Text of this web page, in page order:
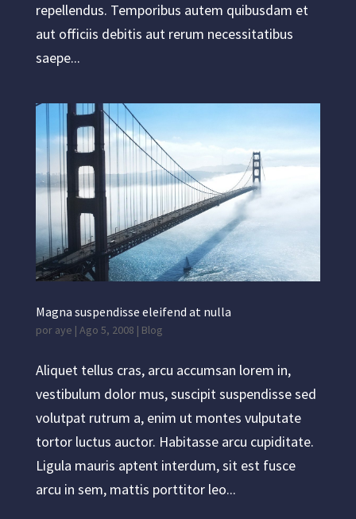
repellendus. Temporibus autem quibusdam et
aut officiis debitis aut rerum necessitatibus
saepe...
Magna suspendisse eleifend at nulla
por aye | Ago 5, 2008 | Blog
Aliquet tellus cras, arcu accumsan lorem in,
vestibulum dolor mus, suscipit suspendisse sed
volutpat rutrum a, enim ut montes vulputate
tortor luctus auctor. Habitasse arcu cupiditate.
Ligula mauris aptent interdum, sit est fusce
arcu in sem, mattis porttitor leo...